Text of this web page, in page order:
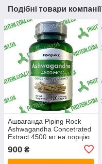
Подібні товари компанії
Ашваганда Piping Rock
Ashwagandha Concetrated
Extract 4500 мг на порцію
(1500 мг на капсулу) 120
капс
900 ₴